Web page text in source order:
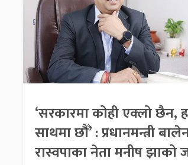
‘सरकारमा कोही एक्लो छैन,
साथमा छौँ’ : प्रधानमन्त्री
रास्वपाका नेता मनीष झाको